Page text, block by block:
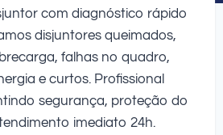
com diagnóstico rápido
disjuntores queimados,
falhas no quadro,
e curtos. Profissional
segurança, proteção do
imediato 24h.